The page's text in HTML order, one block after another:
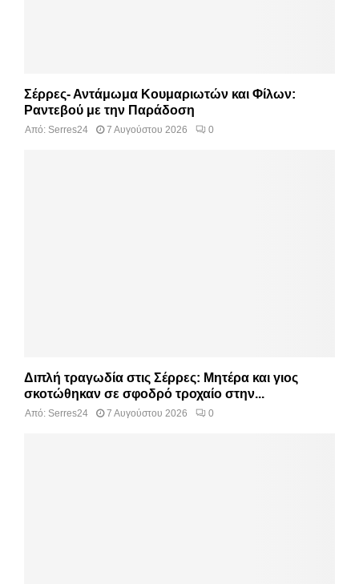
Σέρρες- Αντάμωμα Κουμαριωτών και Φίλων:
Ραντεβού με την Παράδοση
Από: Serres24 7 Αυγούστου 2026 0
Διπλή τραγωδία στις Σέρρες: Μητέρα και γιος
σκοτώθηκαν σε σφοδρό τροχαίο στην...
Από: Serres24 7 Αυγούστου 2026 0